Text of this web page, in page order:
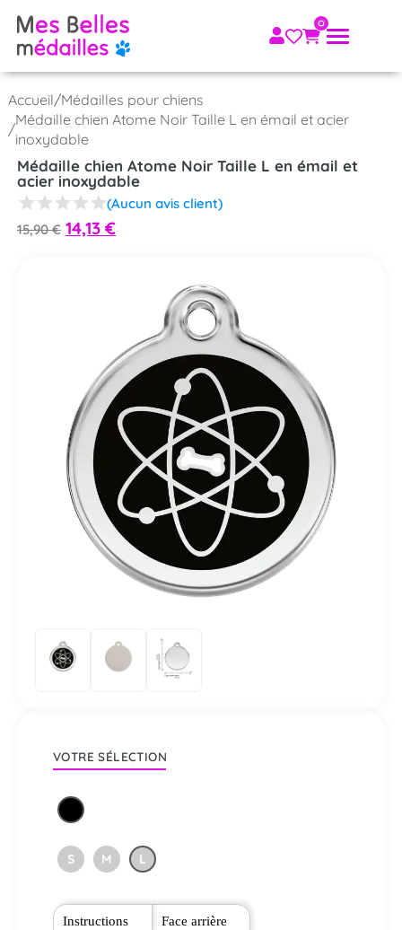
Accueil/Médailles pour chiens
/
Médaille chien Atome Noir Taille L en émail et acier
inoxydable
Médaille chien Atome Noir Taille L en émail et
acier inoxydable
(Aucun avis client)
15,90€ 14,13 €
VOTRE SÉLECTION
S M L
Instructions Face arrière